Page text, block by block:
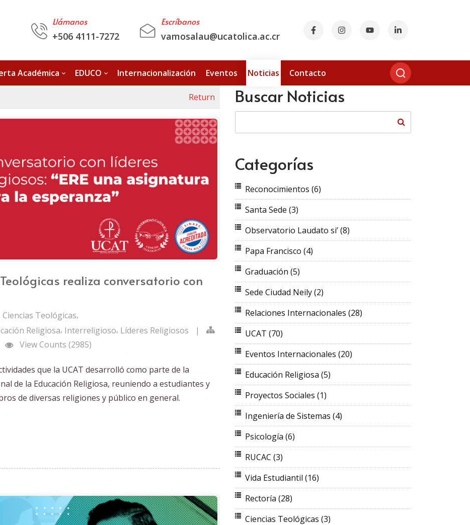
Llámanos
+506 4111-7272
Escríbanos
vamosalau@ucatolica.ac.cr
Académica EDUCO Internacionalización Eventos Noticias Contacto
Return
realiza conversatorio con
Ciencias Teológicas,
Religiosa, Interreligioso, Líderes Religiosos
|
View Counts (2985)
que la UCAT desarrolló como parte de la
de la Educación Religiosa, reuniendo a estudiantes y
de diversas religiones y público en general.
Buscar Noticias
Categorías
Reconocimientos (6)
Santa Sede (3)
Observatorio Laudato si’(8)
Papa Francisco (4)
Graduación (5)
Sede Ciudad Neily(2)
Relaciones Internacionales (28)
UCAT (70)
Eventos Internacionales (20)
Educación Religiosa (5)
Proyectos Sociales (1)
Ingeniería de Sistemas (4)
Psicología (6)
RUCAC (3)
Vida Estudiantil (16)
Rectoría (28)
Ciencias Teológicas (3)